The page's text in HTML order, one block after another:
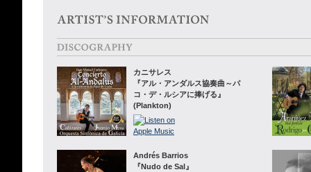
カニサレス
『アル・アンダルス協奏曲～パ
コ・デ・ルシアに捧げる』
(Plankton)
Andrés Barrios
『Nudo de Sal』